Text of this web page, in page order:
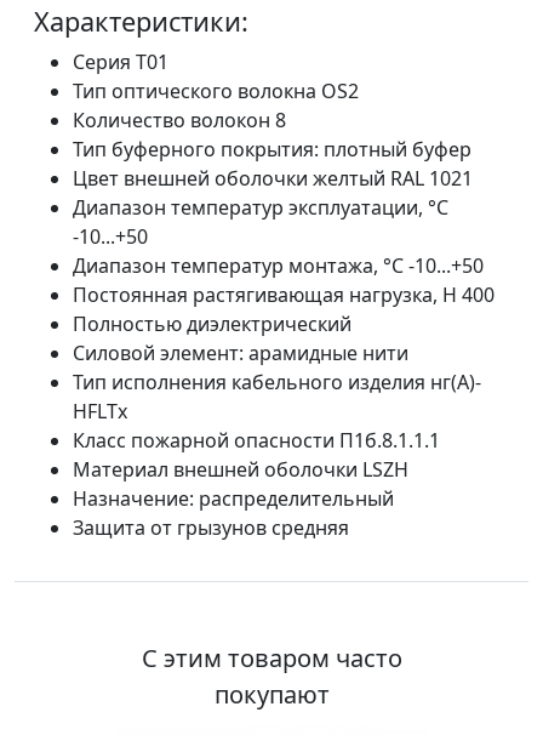
Характеристики:
Серия T01
Тип оптического волокна OS2
Количество волокон 8
Тип буферного покрытия: плотный буфер
Цвет внешней оболочки желтый RAL 1021
Диапазон температур эксплуатации, °С
-10...+50
Диапазон температур монтажа, °C -10...+50
Постоянная растягивающая нагрузка, H 400
Полностью диэлектрический
Силовой элемент: арамидные нити
Тип исполнения кабельного изделия нг(A)-
HFLTx
Класс пожарной опасности П1б.8.1.1.1
Материал внешней оболочки LSZH
Назначение: распределительный
Защита от грызунов средняя
С этим товаром часто
покупают